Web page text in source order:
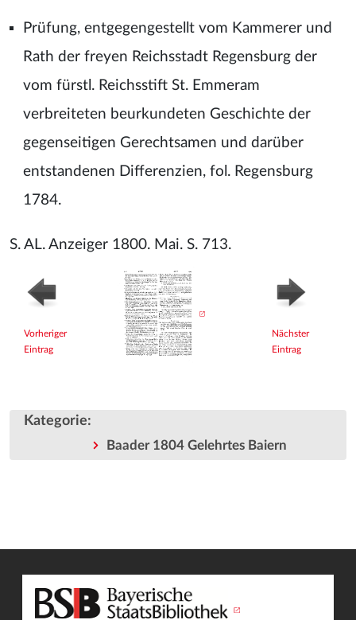
Prüfung, entgegengestellt vom Kammerer und
Rath der freyen Reichsstadt Regensburg der
vom fürstl. Reichsstift St. Emmeram
verbreiteten beurkundeten Geschichte der
gegenseitigen Gerechtsamen und darüber
entstandenen Differenzien, fol. Regensburg
1784.
S. AL. Anzeiger 1800. Mai. S. 713.
Vorheriger
Eintrag
Nächster
Eintrag
Kategorie:
Baader 1804 Gelehrtes Baiern